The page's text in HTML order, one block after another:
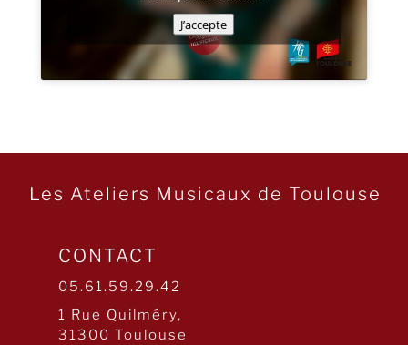
J’accepte
Les Ateliers Musicaux de Toulouse
CONTACT
05.61.59.29.42
1 Rue Quilméry,
31300 Toulouse